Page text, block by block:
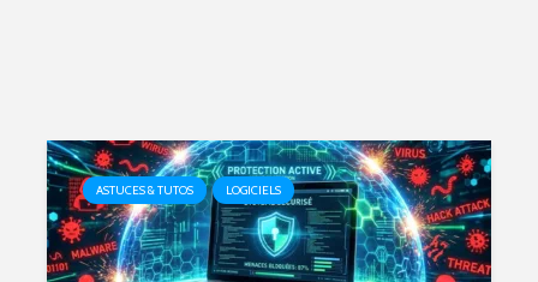
ASTUCES & TUTOS LOGICIELS